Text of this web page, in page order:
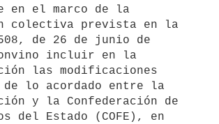
colectiva prevista en la
de 26 de junio de
incluir en la
las modificaciones
de lo acordado entre la
y la Confederación de
del Estado (COFE), en